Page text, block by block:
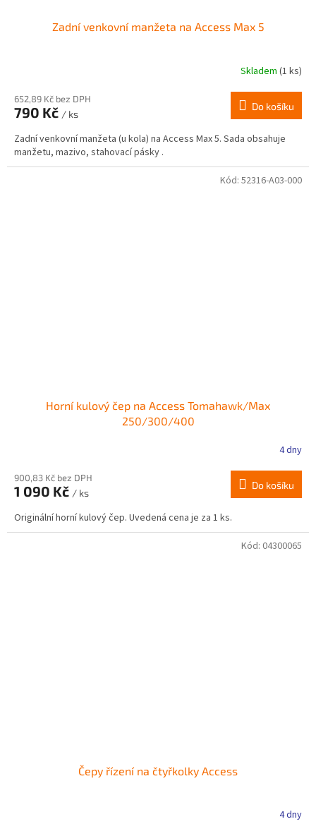
Zadní venkovní manžeta na Access Max 5
Skladem (1 ks)
652,89 Kč bez DPH
790 Kč / ks
Do košíku
Zadní venkovní manžeta (u kola) na Access Max 5. Sada obsahuje
manžetu, mazivo, stahovací pásky .
Horní kulový čep na Access Tomahawk/Max
250/300/400
4 dny
900,83 Kč bez DPH
1 090 Kč / ks
Do košíku
Originální horní kulový čep. Uvedená cena je za 1 ks.
Kód: 52316-A03-000
Čepy řízení na čtyřkolky Access
4 dny
Kód: 04300065